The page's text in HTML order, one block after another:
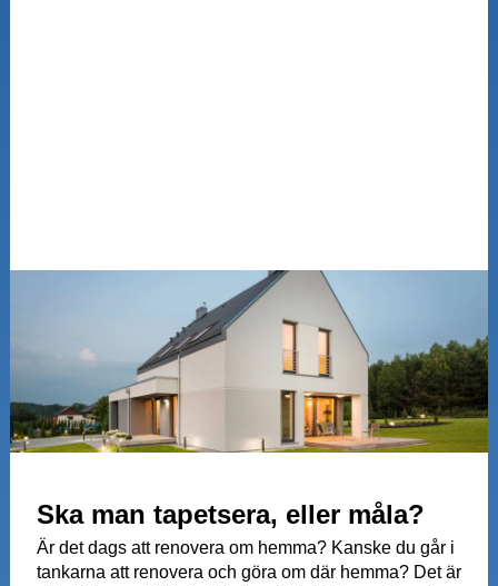
Ska man tapetsera, eller måla?
Är det dags att renovera om hemma? Kanske du går i
tankarna att renovera och göra om där hemma? Det är